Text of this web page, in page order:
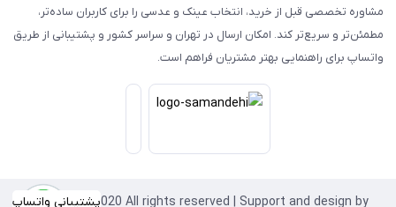
مشاوره تخصصی قبل از خرید، انتخاب عینک و عدسی را برای کاربران ساده‌تر،
مطمئن‌تر و سریع‌تر کند. امکان ارسال در تهران و سراسر کشور و پشتیبانی از طریق
واتساپ برای راهنمایی بهتر مشتریان فراهم است.
پشتیبانی واتساپ
Copyright©2020 All rights reserved | Support and design by